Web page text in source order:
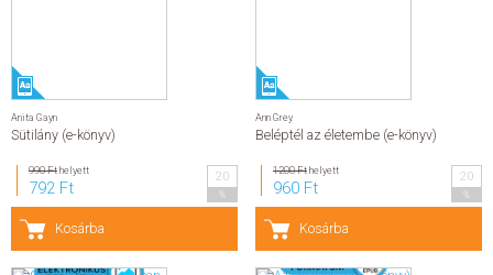
Anita Gayn
Sütilány (e-könyv)
990 Fthelyett
792 Ft
20
Kosárba
Ann Grey
Beléptél az életembe (e-könyv)
1200 Fthelyett
960 Ft
20
Kosárba